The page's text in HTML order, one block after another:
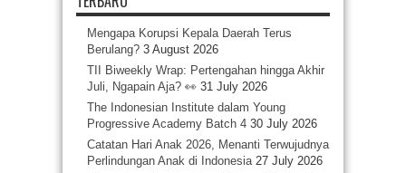
Mengapa Korupsi Kepala Daerah Terus
Berulang? 3 August 2026
TII Biweekly Wrap: Pertengahan hingga Akhir
Juli, Ngapain Aja? 👀 31 July 2026
The Indonesian Institute dalam Young
Progressive Academy Batch 4 30 July 2026
Catatan Hari Anak 2026, Menanti Terwujudnya
Perlindungan Anak di Indonesia 27 July 2026